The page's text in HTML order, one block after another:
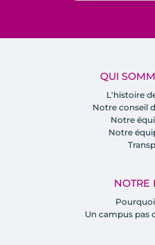
QUI
L'histoire
Notre conseil
Notre
Notre
NOTRE
Pourquoi
Un campus pas